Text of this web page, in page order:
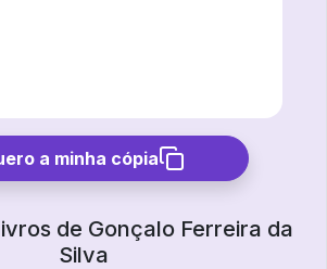
a minha cópia
de Gonçalo Ferreira da
Silva